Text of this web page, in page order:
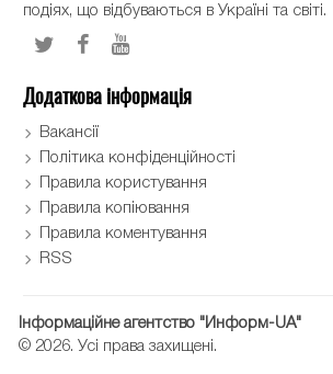
подіях, що відбуваються в Україні та світі.
Додаткова інформація
Вакансії
Політика конфіденційності
Правила користування
Правила копіювання
Правила коментування
RSS
Інформаційне агентство "Информ-UA"
© 2026. Усі права захищені.